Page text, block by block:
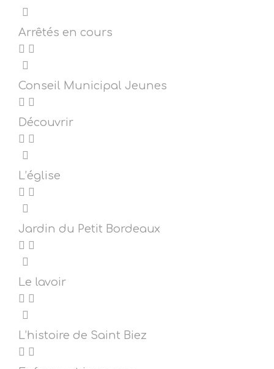
Arrêtés en cours
Conseil Municipal Jeunes
Découvrir
L’église
Jardin du Petit Bordeaux
Le lavoir
L’histoire de Saint Biez